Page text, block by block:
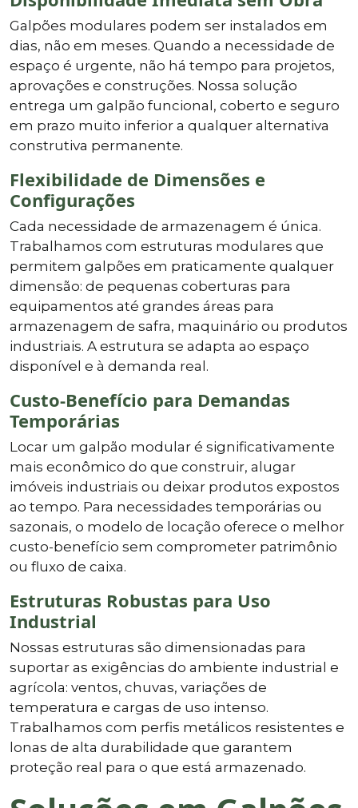
Galpões modulares podem ser instalados em
dias, não em meses. Quando a necessidade de
espaço é urgente, não há tempo para projetos,
aprovações e construções. Nossa solução
entrega um galpão funcional, coberto e seguro
em prazo muito inferior a qualquer alternativa
construtiva permanente.
Flexibilidade de Dimensões e
Configurações
Cada necessidade de armazenagem é única.
Trabalhamos com estruturas modulares que
permitem galpões em praticamente qualquer
dimensão: de pequenas coberturas para
equipamentos até grandes áreas para
armazenagem de safra, maquinário ou produtos
industriais. A estrutura se adapta ao espaço
disponível e à demanda real.
Custo-Benefício para Demandas
Temporárias
Locar um galpão modular é significativamente
mais econômico do que construir, alugar
imóveis industriais ou deixar produtos expostos
ao tempo. Para necessidades temporárias ou
sazonais, o modelo de locação oferece o melhor
custo-benefício sem comprometer patrimônio
ou fluxo de caixa.
Estruturas Robustas para Uso
Industrial
Nossas estruturas são dimensionadas para
suportar as exigências do ambiente industrial e
agrícola: ventos, chuvas, variações de
temperatura e cargas de uso intenso.
Trabalhamos com perfis metálicos resistentes e
lonas de alta durabilidade que garantem
proteção real para o que está armazenado.